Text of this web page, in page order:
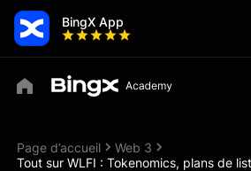
BingX App
Page d’accueil
Web 3
Tout sur WLFI : Tokenomics, plans de